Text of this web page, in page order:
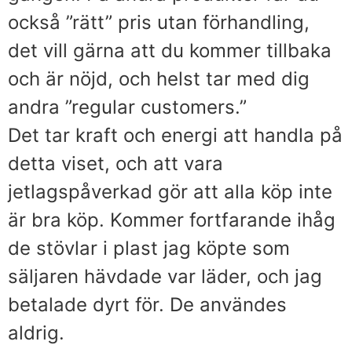
också ”rätt” pris utan förhandling,
det vill gärna att du kommer tillbaka
och är nöjd, och helst tar med dig
andra ”regular customers.”
Det tar kraft och energi att handla på
detta viset, och att vara
jetlagspåverkad gör att alla köp inte
är bra köp. Kommer fortfarande ihåg
de stövlar i plast jag köpte som
säljaren hävdade var läder, och jag
betalade dyrt för. De användes
aldrig.